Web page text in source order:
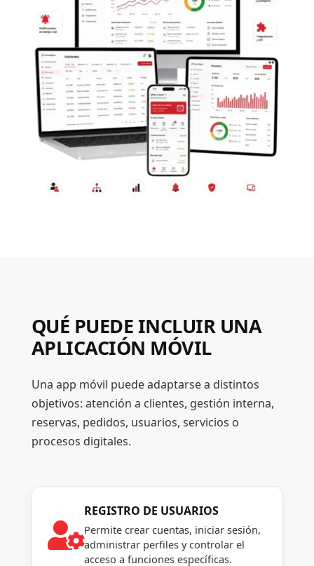
QUÉ PUEDE INCLUIR UNA
APLICACIÓN MÓVIL
Una app móvil puede adaptarse a distintos
objetivos: atención a clientes, gestión interna,
reservas, pedidos, usuarios, servicios o
procesos digitales.

REGISTRO DE USUARIOS
Permite crear cuentas, iniciar sesión,
administrar perfiles y controlar el
acceso a funciones específicas.